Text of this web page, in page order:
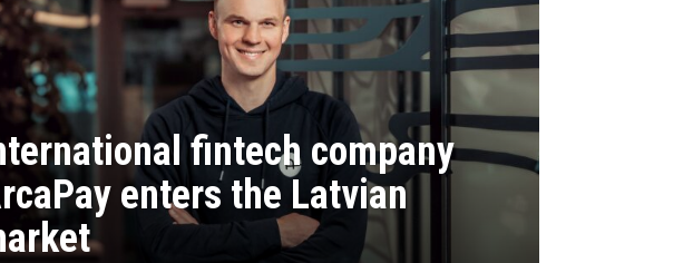
fintech company
enters the Latvian